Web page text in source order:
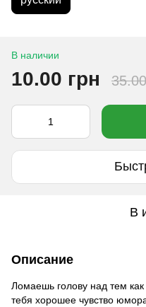
В наличии
10.00 грн
В
Описание
Ломаешь голову над тем
тебя хорошее чувство